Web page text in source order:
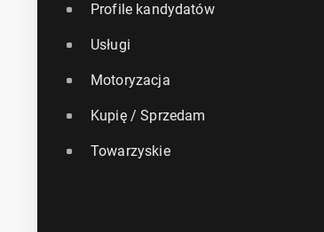
Profile kandydatów
Usługi
Motoryzacja
Kupię / Sprzedam
Towarzyskie